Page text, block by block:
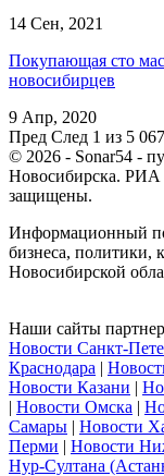
14 Сен, 2021
Покупающая сто
новосибирцев
9 Апр, 2020
Пред След 1 из 5 067
© 2026 - Sonar54 -
Новосибирска.
защищены.
Информационный
бизнеса, политики,
Новосибирской
Наши сайты
Новости Санкт-
Краснодара |
Новости Казани |
| Новости Омска |
Самары | Новости
Перми | Новости
Нур-Султана